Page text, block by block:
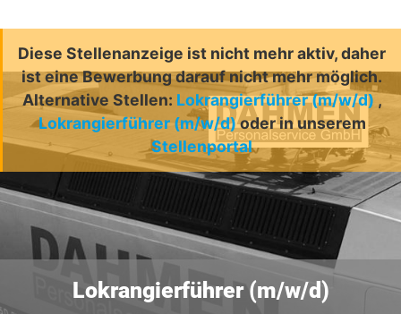
Diese Stellenanzeige ist nicht mehr aktiv, daher
ist eine Bewerbung darauf nicht mehr möglich.
Alternative Stellen: Lokrangierführer (m/w/d) ,
Lokrangierführer (m/w/d)oder in unserem
Stellenportal
Lokrangierführer (m/w/d)